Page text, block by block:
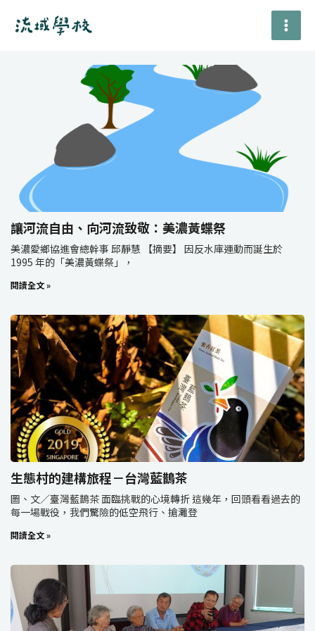
讓河流自由、向河流致敬：美濃黃蝶祭
美濃愛鄉協進會總幹事 邱靜慧 【摘要】 因反水庫運動而誕生於
1995 年的「美濃黃蝶祭」，
閱讀全文 »
生態村的建構旅程－台灣藍鵲茶
圖、文／臺灣藍鵲茶 面臨挑戰的心境轉折 這幾年，回頭看看過去的
每一場戰役，我們驚險的低空飛行、搶灘登
閱讀全文 »
頁 頁